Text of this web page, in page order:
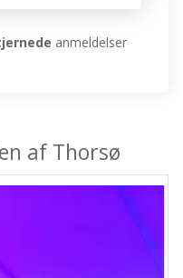
anmeldelser
af Thorsø